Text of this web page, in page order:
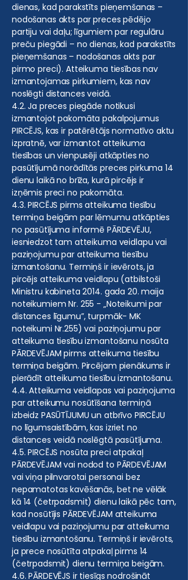
dienas, kad parakstīts pieņemšanas –
nodošanas akts par preces pēdējo
partiju vai daļu; līgumiem par regulāru
preču piegādi – no dienas, kad parakstīts
pieņemšanas – nodošanas akts par
pirmo preci). Atteikuma tiesības nav
izmantojamas pirkumiem, kas nav
noslēgti distances veidā.
4.2. Ja preces piegāde notikusi
izmantojot pakomāta pakalpojumus
PIRCĒJS, kas ir patērētājs normatīvo aktu
izpratnē, var izmantot atteikuma
tiesības un vienpusēji atkāpties no
pasūtījumā norādītās preces pirkuma 14
dienu laikā no brīža, kurā pircējs ir
izņēmis preci no pakomāta.
4.3. PIRCĒJS pirms atteikuma tiesību
termiņa beigām par lēmumu atkāpties
no pasūtījuma informē PĀRDEVĒJU,
iesniedzot tam atteikuma veidlapu vai
paziņojumu par atteikuma tiesību
izmantošanu. Termiņš ir ievērots, ja
pircējs atteikuma veidlapu (atbilstoši
Ministru kabineta 2014. gada 20. maija
noteikumiem Nr. 255 - „Noteikumi par
distances līgumu”, turpmāk- MK
noteikumi Nr.255) vai paziņojumu par
atteikuma tiesību izmantošanu nosūta
PĀRDEVĒJAM pirms atteikuma tiesību
termiņa beigām. Pircējam pienākums ir
pierādīt atteikuma tiesību izmantošanu.
4.4. Atteikuma veidlapas vai paziņojuma
par atteikumu nosūtīšana termiņā
izbeidz PASŪTĪJUMU un atbrīvo PIRCĒJU
no līgumsaistībām, kas izriet no
distances veidā noslēgtā pasūtījuma.
4.5. PIRCĒJS nosūta preci atpakaļ
PĀRDEVĒJAM vai nodod to PĀRDEVĒJAM
vai viņa pilnvarotai personai bez
nepamatotas kavēšanās, bet ne vēlāk
kā 14 (četrpadsmit) dienu laikā pēc tam,
kad nosūtījis PĀRDEVĒJAM atteikuma
veidlapu vai paziņojumu par atteikuma
tiesību izmantošanu. Termiņš ir ievērots,
ja prece nosūtīta atpakaļ pirms 14
(četrpadsmit) dienu termiņa beigām.
4.6. PĀRDEVĒJS ir tiesīgs nodrošināt